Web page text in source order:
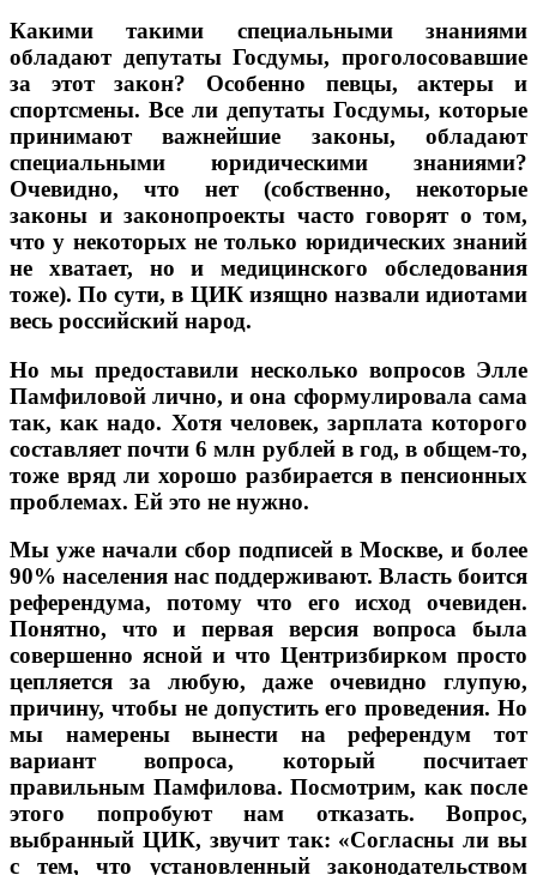
Какими такими специальными знаниями
обладают депутаты Госдумы, проголосовавшие
за этот закон? Особенно певцы, актеры и
спортсмены. Все ли депутаты Госдумы, которые
принимают важнейшие законы, обладают
специальными юридическими знаниями?
Очевидно, что нет (собственно, некоторые
законы и законопроекты часто говорят о том,
что у некоторых не только юридических знаний
не хватает, но и медицинского обследования
тоже). По сути, в ЦИК изящно назвали идиотами
весь российский народ.
Но мы предоставили несколько вопросов Элле
Памфиловой лично, и она сформулировала сама
так, как надо. Хотя человек, зарплата которого
составляет почти 6 млн рублей в год, в общем-то,
тоже вряд ли хорошо разбирается в пенсионных
проблемах. Ей это не нужно.
Мы уже начали сбор подписей в Москве, и более
90% населения нас поддерживают. Власть боится
референдума, потому что его исход очевиден.
Понятно, что и первая версия вопроса была
совершенно ясной и что Центризбирком просто
цепляется за любую, даже очевидно глупую,
причину, чтобы не допустить его проведения. Но
мы намерены вынести на референдум тот
вариант вопроса, который посчитает
правильным Памфилова. Посмотрим, как после
этого попробуют нам отказать. Вопрос,
выбранный ЦИК, звучит так: «Согласны ли вы
с тем, что установленный законодательством